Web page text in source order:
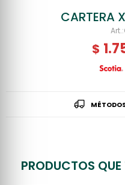
CARTERA
$
PRODUCTOS QUE